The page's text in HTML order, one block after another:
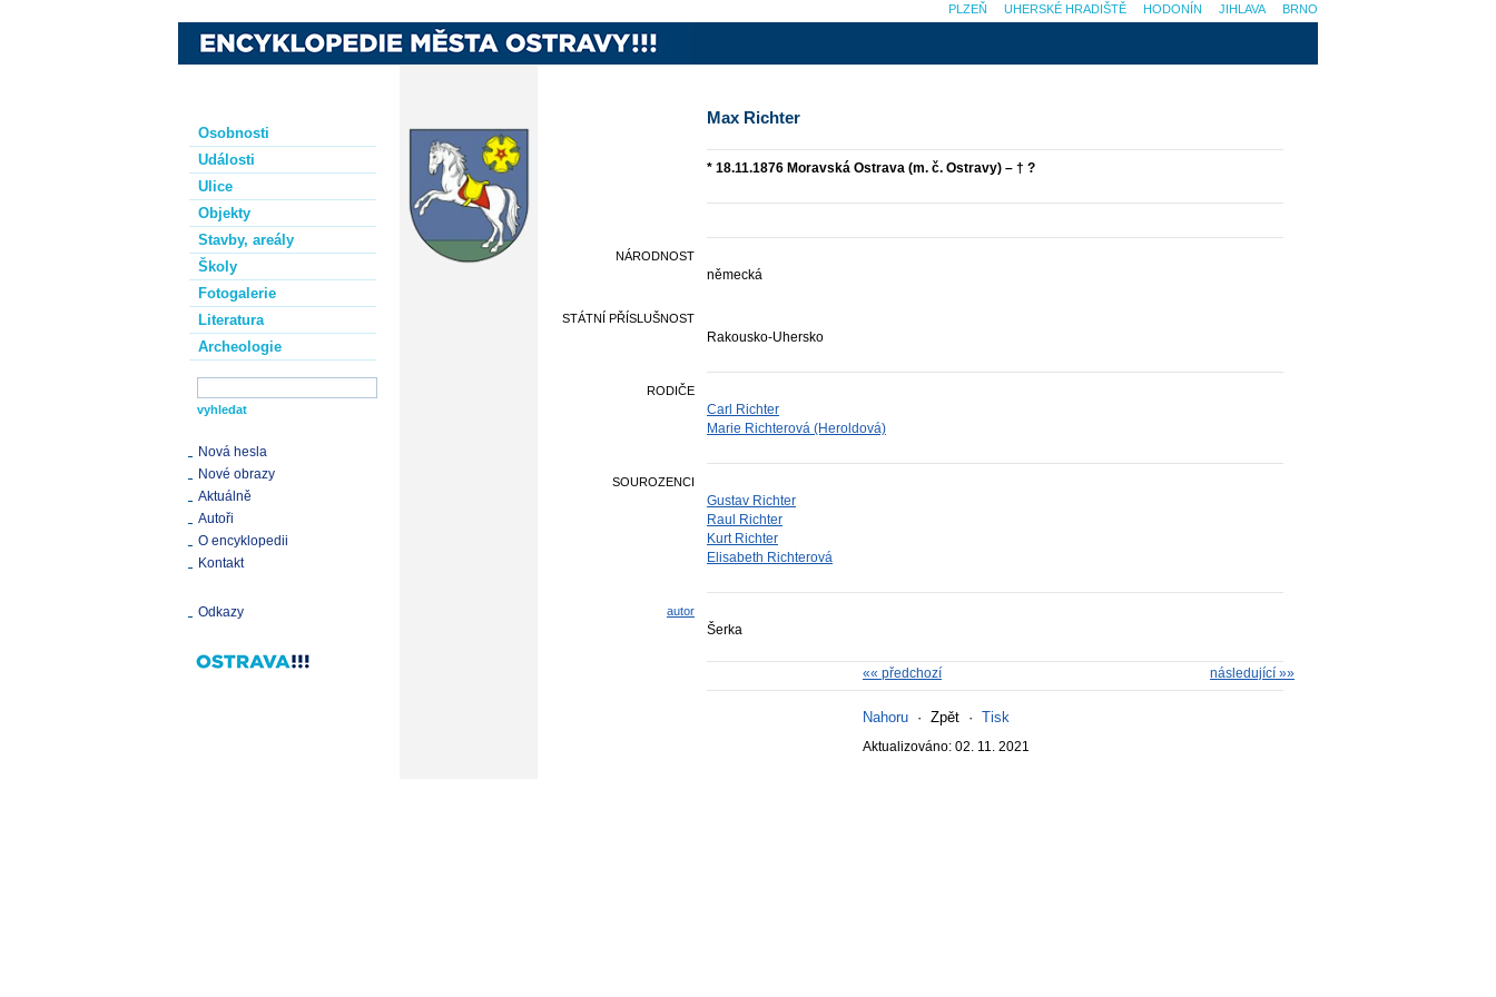
Osobnosti
Události
Ulice
Objekty
Stavby, areály
Školy
Fotogalerie
Literatura
Archeologie
Nová hesla
Nové obrazy
Aktuálně
Autoři
O encyklopedii
Kontakt
Odkazy
Max Richter
* 18.11.1876 Moravská Ostrava (m. č. Ostravy) – † ?
NÁRODNOST
německá
STÁTNÍ PŘÍSLUŠNOST
Rakousko-Uhersko
RODIČE
Carl Richter
Marie Richterová (Heroldová)
SOUROZENCI
Gustav Richter
Raul Richter
Kurt Richter
Elisabeth Richterová
autor
Šerka
následující »»
«« předchozí
Nahoru · Zpět · Tisk
Aktualizováno: 02. 11. 2021
BRNO
JIHLAVA
HODONÍN
UHERSKÉ HRADIŠTĚ
PLZEŇ